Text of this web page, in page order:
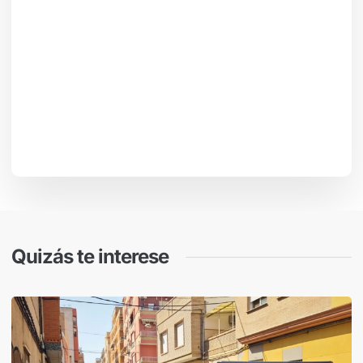
Quizás te interese